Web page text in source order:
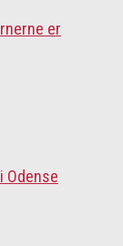
er
Odense